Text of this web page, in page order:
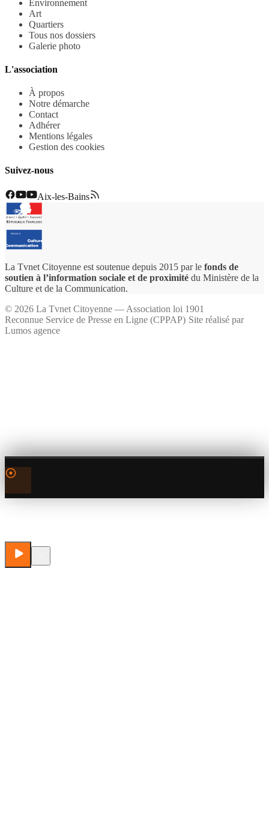
Environnement
Art
Quartiers
Tous nos dossiers
Galerie photo
L'association
À propos
Notre démarche
Contact
Adhérer
Mentions légales
Gestion des cookies
Suivez-nous
Aix-les-Bains
La Tvnet Citoyenne est soutenue depuis 2015 par le fonds de
soutien à l’information sociale et de proximité du Ministère de la
Culture et de la Communication.
© 2026 La Tvnet Citoyenne — Association loi 1901
Reconnue Service de Presse en Ligne (CPPAP)·Site réalisé par
Lumos agence